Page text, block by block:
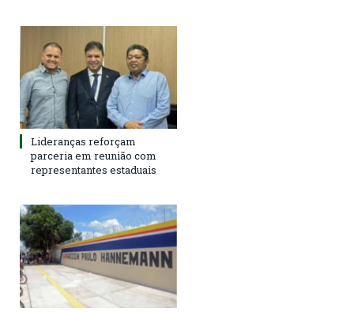
Lideranças reforçam
parceria em reunião com
representantes estaduais